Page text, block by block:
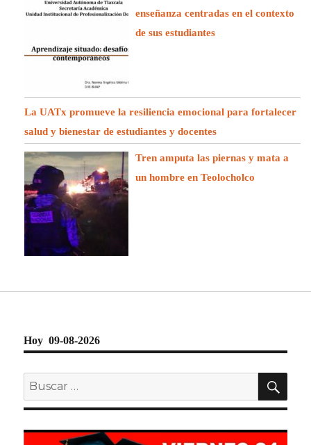
enseñanza centradas en el contexto
de sus estudiantes
La UATx promueve la resiliencia emocional para fortalecer
salud y bienestar de estudiantes y docentes
Tren amputa las piernas y mata a
un hombre en Teolocholco
Hoy 09-08-2026
Buscar
por: